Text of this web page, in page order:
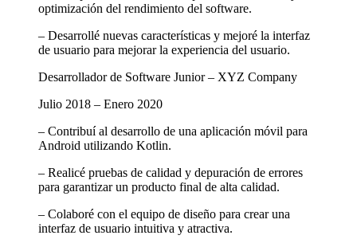
optimización del rendimiento del software.
– Desarrollé nuevas características y mejoré la interfaz
de usuario para mejorar la experiencia del usuario.
Desarrollador de Software Junior – XYZ Company
Julio 2018 – Enero 2020
– Contribuí al desarrollo de una aplicación móvil para
Android utilizando Kotlin.
– Realicé pruebas de calidad y depuración de errores
para garantizar un producto final de alta calidad.
– Colaboré con el equipo de diseño para crear una
interfaz de usuario intuitiva y atractiva.